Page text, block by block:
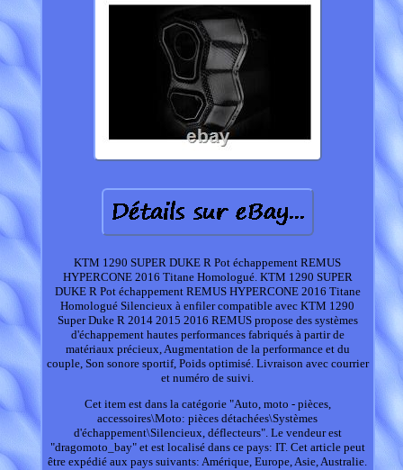
KTM 1290 SUPER DUKE R Pot échappement REMUS
HYPERCONE 2016 Titane Homologué. KTM 1290 SUPER
DUKE R Pot échappement REMUS HYPERCONE 2016 Titane
Homologué Silencieux à enfiler compatible avec KTM 1290
Super Duke R 2014 2015 2016 REMUS propose des systèmes
d'échappement hautes performances fabriqués à partir de
matériaux précieux, Augmentation de la performance et du
couple, Son sonore sportif, Poids optimisé. Livraison avec courrier
et numéro de suivi.
Cet item est dans la catégorie "Auto, moto - pièces,
accessoires\Moto: pièces détachées\Systèmes
d'échappement\Silencieux, déflecteurs". Le vendeur est
"dragomoto_bay" et est localisé dans ce pays: IT. Cet article peut
être expédié aux pays suivants: Amérique, Europe, Asie, Australie.